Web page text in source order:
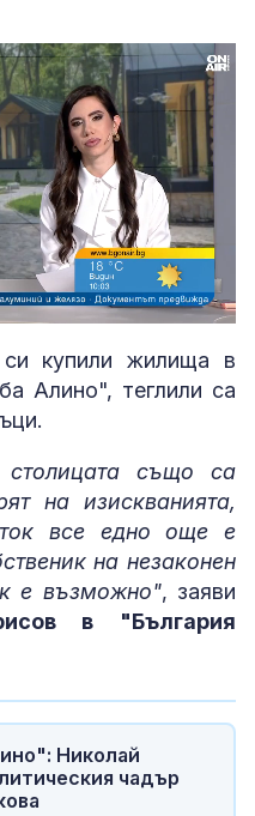
купили жилища в
Алино", теглили са
също са
на изискванията,
все едно още е
на незаконен
е възможно", заяви
в "България
Николай
чадър